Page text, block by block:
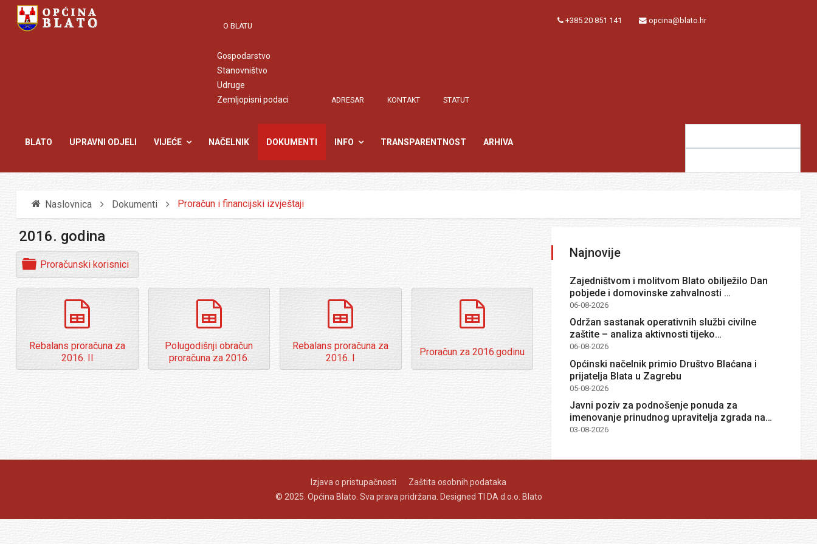
O BLATU
Gospodarstvo
Stanovništvo
Udruge
Zemljopisni podaci
ADRESAR KONTAKT STATUT
+385 20 851 141 opcina@blato.hr
BLATO UPRAVNI ODJELI VIJEĆE NAČELNIK DOKUMENTI INFO TRANSPARENTNOST ARHIVA
Naslovnica Dokumenti Proračun i financijski izvještaji
2016. godina
F
l
Proračunski korisnici
Rebalans proračuna za
2016. II
Polugodišnji obračun
proračuna za 2016.
Rebalans proračuna za
2016. I
Proračun za 2016.godinu
Najnovije
Zajedništvom i molitvom Blato obilježilo Dan
pobjede i domovinske zahvalnosti …
06-08-2026
Održan sastanak operativnih službi civilne
zaštite – analiza aktivnosti tijeko…
06-08-2026
Općinski načelnik primio Društvo Blaćana i
prijatelja Blata u Zagrebu
05-08-2026
Javni poziv za podnošenje ponuda za
imenovanje prinudnog upravitelja zgrada na…
03-08-2026
Izjava o pristupačnosti
Zaštita osobnih podataka
© 2025. Općina Blato. Sva prava pridržana. Designed TI DA d.o.o. Blato